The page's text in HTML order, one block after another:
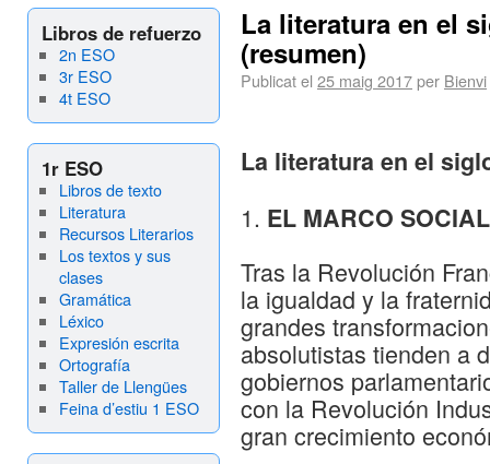
Libros de refuerzo
2n ESO
3r ESO
4t ESO
1r ESO
Libros de texto
Literatura
Recursos Literarios
Los textos y sus
clases
Gramática
Léxico
Expresión escrita
Ortografía
Taller de Llengües
Feina d’estiu 1 ESO
La literatura en el
(resumen)
Publicat el 25 maig 2017per Bienvi
La literatura en el
EL MARCO
Tras la Revolución
la igualdad y la
grandes
absolutistas tienden a
gobiernos
con la Revolución
gran crecimiento